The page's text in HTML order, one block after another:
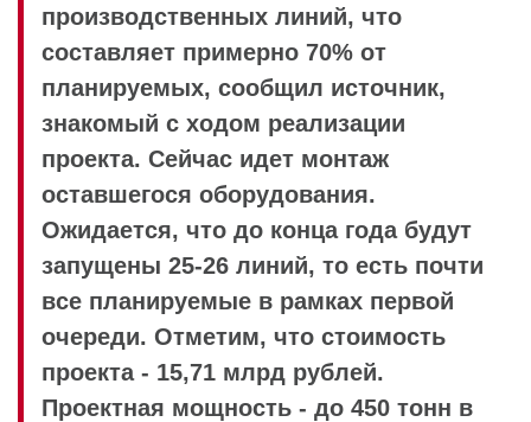
производственных линий, что
составляет примерно 70% от
планируемых, сообщил источник,
знакомый с ходом реализации
проекта. Сейчас идет монтаж
оставшегося оборудования.
Ожидается, что до конца года будут
запущены 25-26 линий, то есть почти
все планируемые в рамках первой
очереди. Отметим, что стоимость
проекта - 15,71 млрд рублей.
Проектная мощность - до 450 тонн в